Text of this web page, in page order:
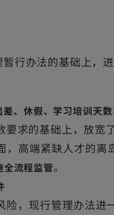
行办法的基础上，
差、休假、学习培训天数
要求的基础上，放宽
，高端紧缺人才的离
全流程监管。
险，现行管理办法进